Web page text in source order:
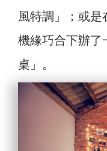
風特調」；或是
機緣巧合下辦了
桌」。